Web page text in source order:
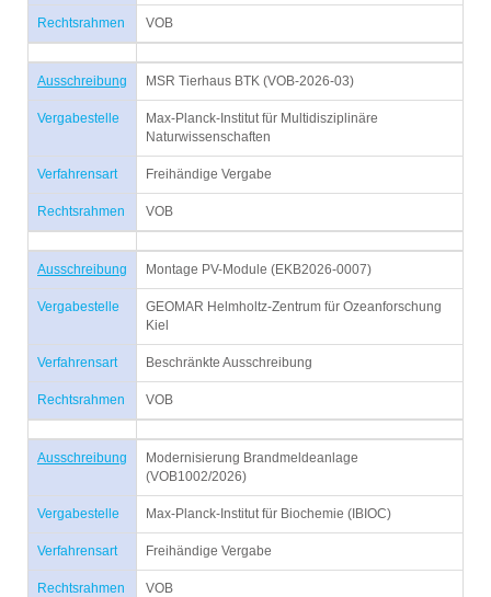
Rechtsrahmen VOB
Ausschreibung MSR Tierhaus BTK (VOB-2026-03)
Vergabestelle
Max-Planck-Institut für Multidisziplinäre
Naturwissenschaften
Verfahrensart Freihändige Vergabe
Rechtsrahmen VOB
Ausschreibung Montage PV-Module (EKB2026-0007)
Vergabestelle
GEOMAR Helmholtz-Zentrum für Ozeanforschung
Kiel
Verfahrensart Beschränkte Ausschreibung
Rechtsrahmen VOB
Ausschreibung
Modernisierung Brandmeldeanlage
(VOB1002/2026)
Vergabestelle Max-Planck-Institut für Biochemie (IBIOC)
Verfahrensart Freihändige Vergabe
Rechtsrahmen VOB